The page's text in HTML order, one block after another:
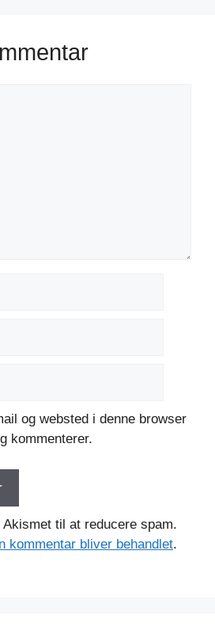
og websted i denne browser
kommenterer.
til at reducere spam.
kommentar bliver behandlet.